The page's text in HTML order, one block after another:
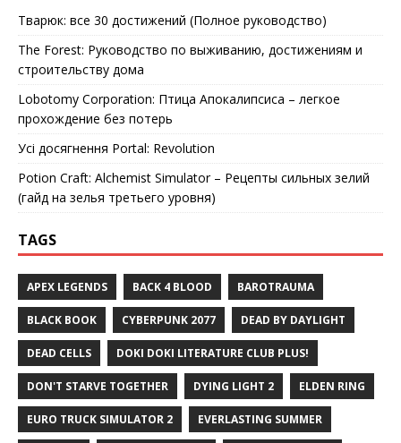
Тварюк: все 30 достижений (Полное руководство)
The Forest: Руководство по выживанию, достижениям и
строительству дома
Lobotomy Corporation: Птица Апокалипсиса – легкое
прохождение без потерь
Усі досягнення Portal: Revolution
Potion Craft: Alchemist Simulator – Рецепты сильных зелий
(гайд на зелья третьего уровня)
TAGS
APEX LEGENDS BACK 4 BLOOD BAROTRAUMA
BLACK BOOK CYBERPUNK 2077 DEAD BY DAYLIGHT
DEAD CELLS DOKI DOKI LITERATURE CLUB PLUS!
DON'T STARVE TOGETHER DYING LIGHT 2 ELDEN RING
EURO TRUCK SIMULATOR 2 EVERLASTING SUMMER